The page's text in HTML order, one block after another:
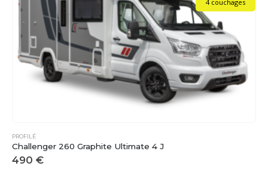
4 couchages
PROFILÉ
Challenger 260 Graphite Ultimate 4 J
490 €